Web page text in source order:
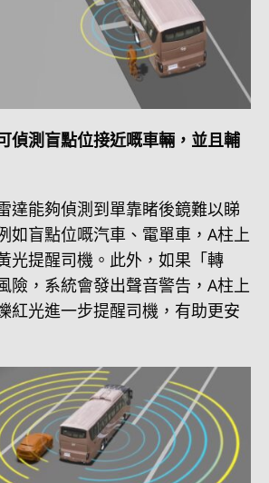
偵測盲點位接近嘅車輛，並且輔
達能夠偵測到單靠睹後鏡難以睇
如盲點位嘅汽車、電單車，A柱上
光提醒司機。此外，如果「轉
險，系統會發出聲音警告，A柱上
紅光進一步提醒司機，有助更安